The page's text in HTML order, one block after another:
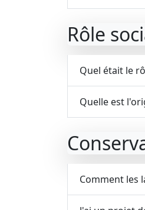
Rôle
Quel était le
Quelle est
Comment les